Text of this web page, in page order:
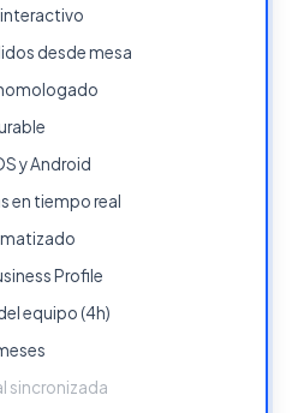
interactivo
desde mesa
y Android
en tiempo real
Profile
equipo (4h)
sincronizada